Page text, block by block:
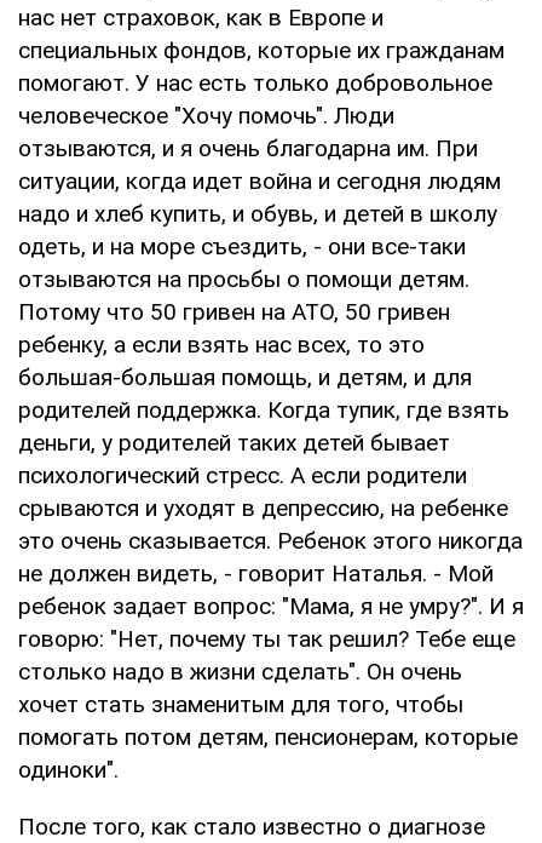
нас нет страховок, как в Европе и
специальных фондов, которые их гражданам
помогают. У нас есть только добровольное
человеческое "Хочу помочь". Люди
отзываются, и я очень благодарна им. При
ситуации, когда идет война и сегодня людям
надо и хлеб купить, и обувь, и детей в школу
одеть, и на море съездить, - они все-таки
отзываются на просьбы о помощи детям.
Потому что 50 гривен на АТО, 50 гривен
ребенку, а если взять нас всех, то это
большая-большая помощь, и детям, и для
родителей поддержка. Когда тупик, где взять
деньги, у родителей таких детей бывает
психологический стресс. А если родители
срываются и уходят в депрессию, на ребенке
это очень сказывается. Ребенок этого никогда
не должен видеть, - говорит Наталья. - Мой
ребенок задает вопрос: "Мама, я не умру?". И я
говорю: "Нет, почему ты так решил? Тебе еще
столько надо в жизни сделать". Он очень
хочет стать знаменитым для того, чтобы
помогать потом детям, пенсионерам, которые
одиноки".
После того, как стало известно о диагнозе